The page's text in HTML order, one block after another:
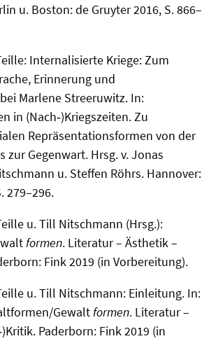
u. Boston: de Gruyter 2016, S. 866–
Internalisierte Kriege: Zum
Erinnerung und
Marlene Streeruwitz. In:
in (Nach‑)Kriegszeiten. Zu
Repräsentationsformen von der
zur Gegenwart. Hrsg. v. Jonas
u. Steffen Röhrs. Hannover:
279–296.
u. Till Nitschmann (Hrsg.):
formen. Literatur – Ästhetik –
Fink 2019 (in Vorbereitung).
u. Till Nitschmann: Einleitung. In:
Gewaltformen. Literatur –
Paderborn: Fink 2019 (in